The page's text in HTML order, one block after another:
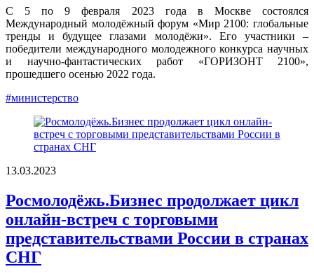
С 5 по 9 февраля 2023 года в Москве состоялся
Международный молодёжный форум «Мир 2100: глобальные
тренды и будущее глазами молодёжи». Его участники –
победители международного молодежного конкурса научных
и научно-фантастических работ «ГОРИЗОНТ 2100»,
прошедшего осенью 2022 года.
#министерство
13.03.2023
Росмолодёжь.Бизнес продолжает цикл
онлайн-встреч с торговыми
представительствами России в странах
СНГ